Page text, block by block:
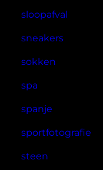
sloopafval
sneakers
sokken
spa
spanje
sportfotografie
steen